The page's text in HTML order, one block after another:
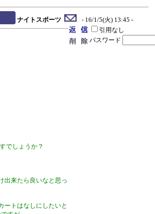
ナイトスポーツ
- 16/1/5(火) 13:45 -
引用なし
パスワード
でしょうか？
出来たら良いなと思っ
ートはなしにしたいと